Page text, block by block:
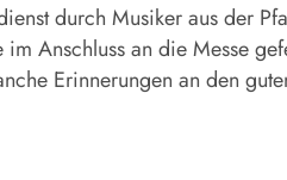
durch Musiker aus der
Anschluss an die Messe
Erinnerungen an den